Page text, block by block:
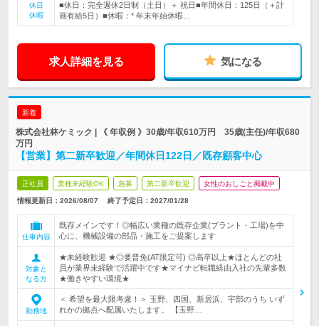
休日
休暇
■休日：完全週休2日制（土日）＋ 祝日■年間休日：125日（＋計
画有給5日）■休暇：* 年末年始休暇…
求人詳細を見る 気になる
新着
株式会社林ケミック | 《 年収例 》30歳/年収610万円 35歳(主任)/年収680
万円
【営業】第二新卒歓迎／年間休日122日／既存顧客中心
正社員 業種未経験OK 急募 第二新卒歓迎 女性のおしごと掲載中
情報更新日：2026/08/07 終了予定日： 2027/01/28
仕事内容
既存メインです！◎幅広い業種の既存企業(プラント・工場)を中
心に、機械設備の部品・施工をご提案します
対象と
なる方
★未経験歓迎 ★◎要普免(AT限定可) ◎高卒以上★ほとんどの社
員が業界未経験で活躍中です★マイナビ転職経由入社の先輩多数
★働きやすい環境★
勤務地
＜ 希望を最大限考慮！＞ 玉野、四国、新居浜、宇部のうち いず
れかの拠点へ配属いたします。 【玉野…